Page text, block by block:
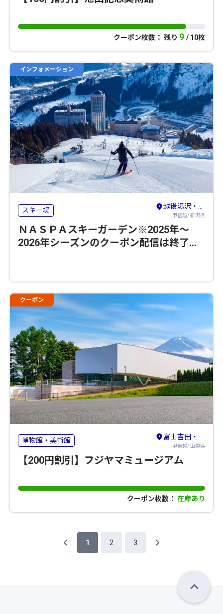
クーポン枚数： 残り 9 / 10枚
インフォメーション
スキー場 越後湯沢・苗場
甲信越/ 新潟県
ＮＡＳＰＡスキーガーデン※2025年～
2026年シーズンのクーポン配信は終了い
クーポン
博物館・美術館 富士吉田・河口湖・本栖湖・西湖・精進湖
甲信越/ 山梨県
【200円割引】フジヤマミュージアム
クーポン枚数： 在庫あり
1 2 3